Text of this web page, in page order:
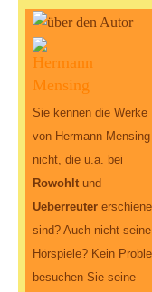
Sie kennen die Werke
von Hermann Mensing
nicht, die u.a. bei
Rowohlt und
Ueberreuter
sind? Auch nicht seine
Hörspiele? Kein
besuchen Sie seine